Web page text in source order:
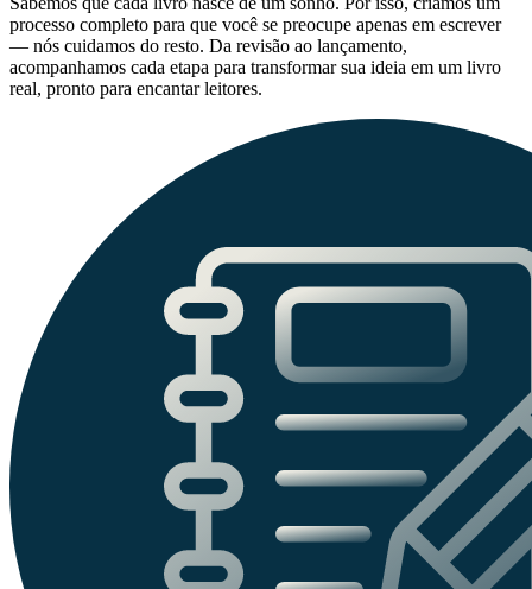
processo completo para que você se preocupe apenas em escrever
— nós cuidamos do resto. Da revisão ao lançamento,
acompanhamos cada etapa para transformar sua ideia em um livro
real, pronto para encantar leitores.